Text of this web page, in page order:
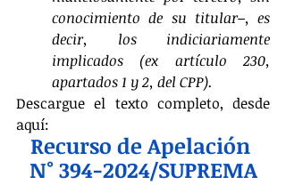
conocimiento de su titular–, es
decir, los indiciariamente
implicados (ex artículo 230,
apartados 1 y 2, del CPP).
Descargue el texto completo, desde
aquí:
Recurso de Apelación
N° 394-2024/SUPREMA